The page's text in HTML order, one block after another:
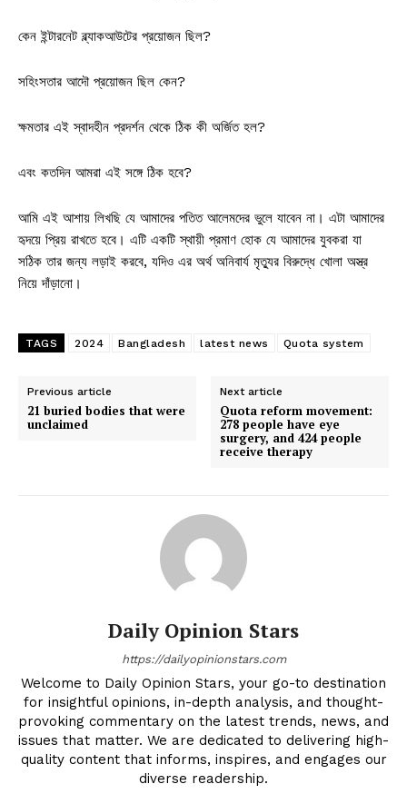
কেন ইন্টারনেট ব্ল্যাকআউটের প্রয়োজন ছিল?
সহিংসতার আদৌ প্রয়োজন ছিল কেন?
ক্ষমতার এই স্বাদহীন প্রদর্শন থেকে ঠিক কী অর্জিত হল?
এবং কতদিন আমরা এই সঙ্গে ঠিক হবে?
আমি এই আশায় লিখছি যে আমাদের পতিত আলেমদের ভুলে যাবেন না। এটা আমাদের
হৃদয়ে প্রিয় রাখতে হবে। এটি একটি স্থায়ী প্রমাণ হোক যে আমাদের যুবকরা যা
সঠিক তার জন্য লড়াই করবে, যদিও এর অর্থ অনিবার্য মৃত্যুর বিরুদ্ধে খোলা অস্ত্র
নিয়ে দাঁড়ানো।
TAGS 2024 Bangladesh latest news Quota system
Previous article
21 buried bodies that were
unclaimed
Next article
Quota reform movement:
278 people have eye
surgery, and 424 people
receive therapy
Daily Opinion Stars
https://dailyopinionstars.com
Welcome to Daily Opinion Stars, your go-to destination
for insightful opinions, in-depth analysis, and thought-
provoking commentary on the latest trends, news, and
issues that matter. We are dedicated to delivering high-
quality content that informs, inspires, and engages our
diverse readership.